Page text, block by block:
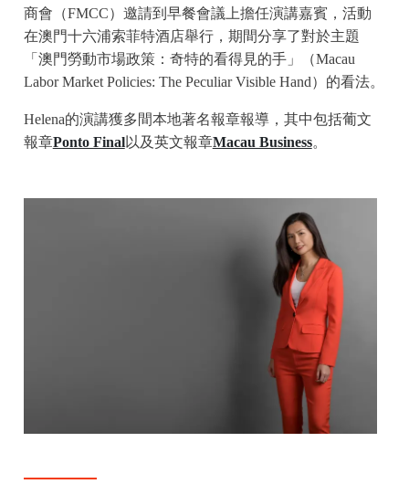
商會（FMCC）邀請到早餐會議上擔任演講嘉賓，活動
在澳門十六浦索菲特酒店舉行，期間分享了對於主題
「澳門勞動市場政策：奇特的看得見的手」（Macau
Labor Market Policies: The Peculiar Visible Hand）的看法。
Helena的演講獲多間本地著名報章報導，其中包括葡文
報章Ponto Final以及英文報章Macau Business。